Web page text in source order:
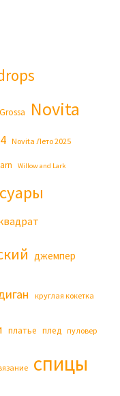
Novita
Novita Лето 2025
Willow and Lark
джемпер
круглая кокетка
платье плед пуловер
спицы